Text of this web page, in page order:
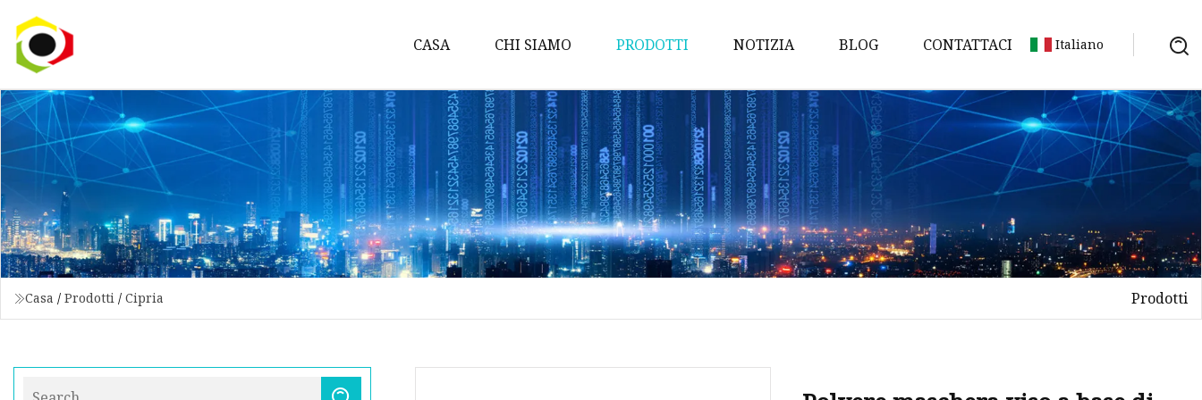
CASA CHI SIAMO PRODOTTI
Fai quale
Trucco per occhi
Trucco labbra
Trucco viso
Trucco per sopracciglia
Eyeliner
Spruzzo nebulizzato
NOTIZIA BLOG CONTATTACI Italiano
Casa / Prodotti / Cipria Prodotti